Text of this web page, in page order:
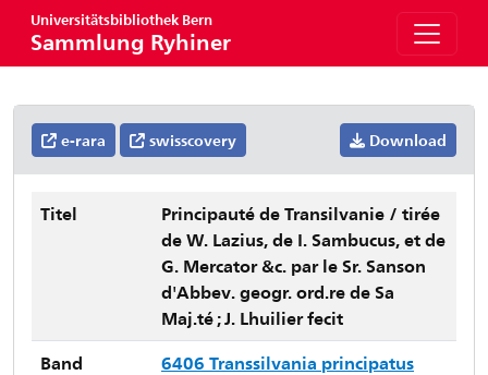
Universitätsbibliothek Bern
Sammlung Ryhiner
e-rara swisscovery Download
Titel
Principauté de Transilvanie / tirée
de W. Lazius, de I. Sambucus, et de
G. Mercator &c. par le Sr. Sanson
d'Abbev. geogr. ord.re de Sa
Maj.té ; J. Lhuilier fecit
Band
6406 Transsilvania principatus